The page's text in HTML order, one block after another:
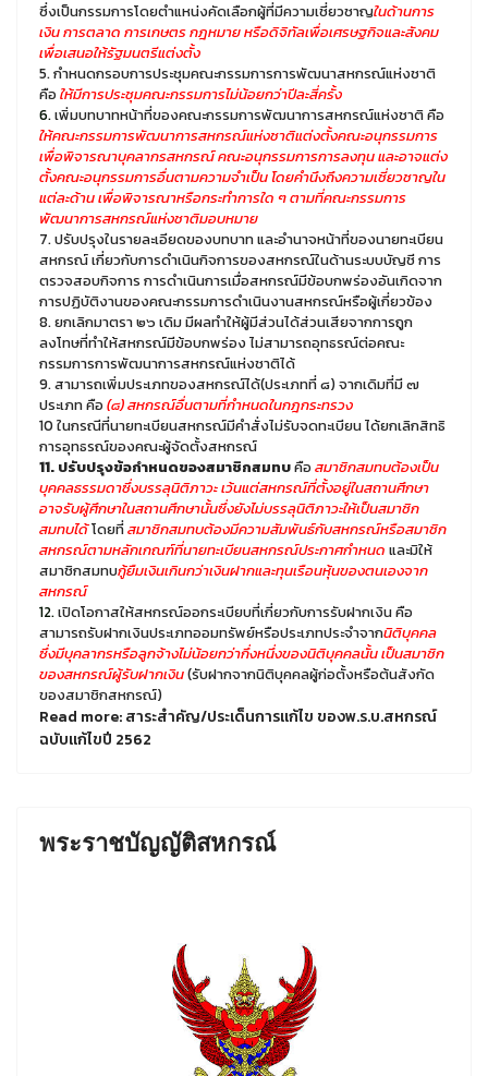
ซึ่งเป็นกรรมการโดยตำแหน่งคัดเลือกผู้ที่มีความเชี่ยวชาญในด้านการ
เงิน การตลาด การเกษตร กฎหมาย หรือดิจิทัลเพื่อเศรษฐกิจและสังคม
เพื่อเสนอให้รัฐมนตรีแต่งตั้ง
5. กำหนดกรอบการประชุมคณะกรรมการการพัฒนาสหกรณ์แห่งชาติ
คือ ให้มีการประชุมคณะกรรมการไม่น้อยกว่าปีละสี่ครั้ง
6.เพิ่มบทบาทหน้าที่ของคณะกรรมการพัฒนาการสหกรณ์แห่งชาติ คือ
ให้คณะกรรมการพัฒนาการสหกรณ์แห่งชาติแต่งตั้งคณะอนุกรรมการ
เพื่อพิจารณาบุคลากรสหกรณ์ คณะอนุกรรมการการลงทุน และอาจแต่ง
ตั้งคณะอนุกรรมการอื่นตามความจำเป็น โดยคำนึงถึงความเชี่ยวชาญใน
แต่ละด้าน เพื่อพิจารณาหรือกระทำการใด ๆ ตามที่คณะกรรมการ
พัฒนาการสหกรณ์แห่งชาติมอบหมาย
7. ปรับปรุงในรายละเอียดของบทบาท และอำนาจหน้าที่ของนายทะเบียน
สหกรณ์ เกี่ยวกับการดำเนินกิจการของสหกรณ์ในด้านระบบบัญชี การ
ตรวจสอบกิจการ การดำเนินการเมื่อสหกรณ์มีข้อบกพร่องอันเกิดจาก
การปฏิบัติงานของคณะกรรมการดำเนินงานสหกรณ์หรือผู้เกี่ยวข้อง
8. ยกเลิกมาตรา ๒๖ เดิม มีผลทำให้ผู้มีส่วนได้ส่วนเสียจากการถูก
ลงโทษที่ทำให้สหกรณ์มีข้อบกพร่อง ไม่สามารถอุทธรณ์ต่อคณะ
กรรมการการพัฒนาการสหกรณ์แห่งชาติได้
9. สามารถเพิ่มประเภทของสหกรณ์ได้(ประเภทที่ ๘) จากเดิมที่มี ๗
ประเภท คือ (๘) สหกรณ์อื่นตามที่กำหนดในกฎกระทรวง
10 ในกรณีที่นายทะเบียนสหกรณ์มีคำสั่งไม่รับจดทะเบียน ได้ยกเลิกสิทธิ
การอุทธรณ์ของคณะผู้จัดตั้งสหกรณ์
11. ปรับปรุงข้อกำหนดของสมาชิกสมทบคือ สมาชิกสมทบต้องเป็น
บุคคลธรรมดาซึ่งบรรลุนิติภาวะ เว้นแต่สหกรณ์ที่ตั้งอยู่ในสถานศึกษา
อาจรับผู้ศึกษาในสถานศึกษานั้นซึ่งยังไม่บรรลุนิติภาวะให้เป็นสมาชิก
สมทบได้โดยที่สมาชิกสมทบต้องมีความสัมพันธ์กับสหกรณ์หรือสมาชิก
สหกรณ์ตามหลักเกณฑ์ที่นายทะเบียนสหกรณ์ประกาศกำหนด และมิให้
สมาชิกสมทบกู้ยืมเงินเกินกว่าเงินฝากและทุนเรือนหุ้นของตนเองจาก
สหกรณ์
12.เปิดโอกาสให้สหกรณ์ออกระเบียบที่เกี่ยวกับการรับฝากเงิน คือ
สามารถรับฝากเงินประเภทออมทรัพย์หรือประเภทประจำจากนิติบุคคล
ซึ่งมีบุคลากรหรือลูกจ้างไม่น้อยกว่ากึ่งหนึ่งของนิติบุคคลนั้น เป็นสมาชิก
ของสหกรณ์ผู้รับฝากเงิน(รับฝากจากนิติบุคคลผู้ก่อตั้งหรือต้นสังกัด
ของสมาชิกสหกรณ์)
Read more: สาระสำคัญ/ประเด็นการแก้ไข ของพ.ร.บ.สหกรณ์
ฉบับแก้ไขปี 2562
พระราชบัญญัติสหกรณ์